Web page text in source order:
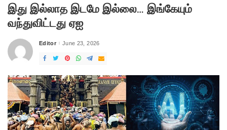
இது இல்லாத இடமே இல்லை… இங்கேயும்
வந்துவிட்டது ஏஐ
Posted
Editor June 23, 2026